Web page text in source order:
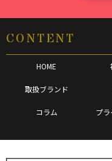
CONTENT
HOME
取扱ブランド
コラム プ